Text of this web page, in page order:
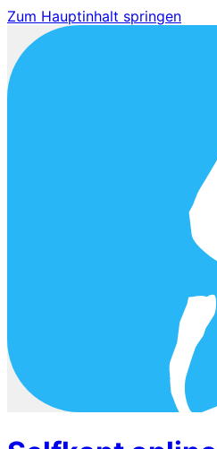
Zum Hauptinhalt springen